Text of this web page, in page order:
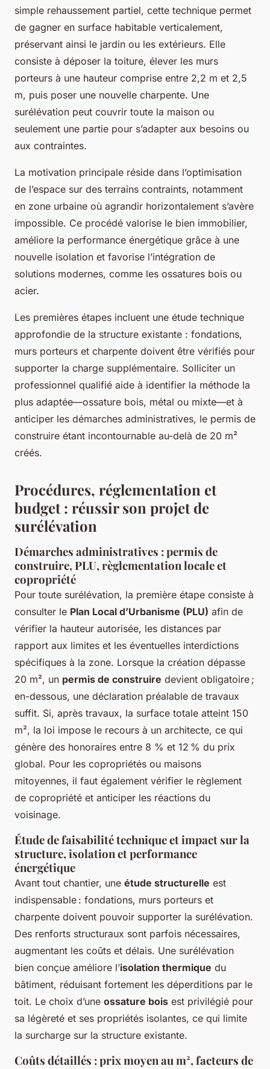
simple rehaussement partiel, cette technique permet
de gagner en surface habitable verticalement,
préservant ainsi le jardin ou les extérieurs. Elle
consiste à déposer la toiture, élever les murs
porteurs à une hauteur comprise entre 2,2 m et 2,5
m, puis poser une nouvelle charpente. Une
surélévation peut couvrir toute la maison ou
seulement une partie pour s’adapter aux besoins ou
aux contraintes.
La motivation principale réside dans l’optimisation
de l’espace sur des terrains contraints, notamment
en zone urbaine où agrandir horizontalement s’avère
impossible. Ce procédé valorise le bien immobilier,
améliore la performance énergétique grâce à une
nouvelle isolation et favorise l’intégration de
solutions modernes, comme les ossatures bois ou
acier.
Les premières étapes incluent une étude technique
approfondie de la structure existante : fondations,
murs porteurs et charpente doivent être vérifiés pour
supporter la charge supplémentaire. Solliciter un
professionnel qualifié aide à identifier la méthode la
plus adaptée—ossature bois, métal ou mixte—et à
anticiper les démarches administratives, le permis de
construire étant incontournable au-delà de 20 m²
créés.
Procédures, réglementation et
budget : réussir son projet de
surélévation
Démarches administratives : permis de
construire, PLU, règlementation locale et
copropriété
Pour toute surélévation, la première étape consiste à
consulter le Plan Local d’Urbanisme (PLU) afin de
vérifier la hauteur autorisée, les distances par
rapport aux limites et les éventuelles interdictions
spécifiques à la zone. Lorsque la création dépasse
20 m², un permis de construire devient obligatoire ;
en-dessous, une déclaration préalable de travaux
suffit. Si, après travaux, la surface totale atteint 150
m², la loi impose le recours à un architecte, ce qui
génère des honoraires entre 8 % et 12 % du prix
global. Pour les copropriétés ou maisons
mitoyennes, il faut également vérifier le règlement
de copropriété et anticiper les réactions du
voisinage.
Étude de faisabilité technique et impact sur la
structure, isolation et performance
énergétique
Avant tout chantier, une étude structurelle est
indispensable : fondations, murs porteurs et
charpente doivent pouvoir supporter la surélévation.
Des renforts structuraux sont parfois nécessaires,
augmentant les coûts et délais. Une surélévation
bien conçue améliore l’isolation thermique du
bâtiment, réduisant fortement les déperditions par le
toit. Le choix d’une ossature bois est privilégié pour
sa légèreté et ses propriétés isolantes, ce qui limite
la surcharge sur la structure existante.
Coûts détaillés : prix moyen au m², facteurs de